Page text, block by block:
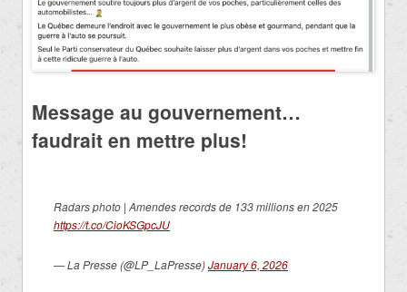
Message au gouvernement…
faudrait en mettre plus!
Radars photo | Amendes records de 133 millions en 2025
https://t.co/CioKSGpcJU
— La Presse (@LP_LaPresse)January 6, 2026